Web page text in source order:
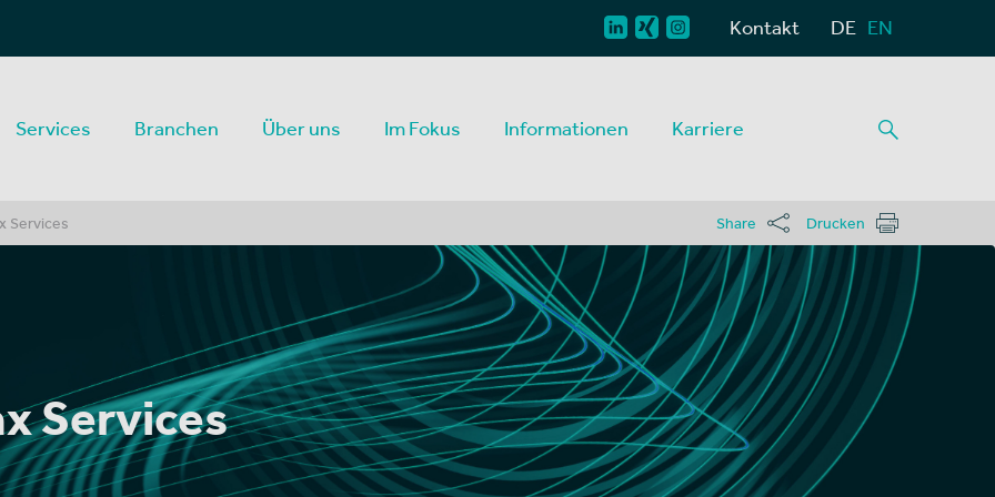
Kontakt DE EN
Services Branchen Über uns Im Fokus Informationen Karriere
Services Drucken
Share
Services